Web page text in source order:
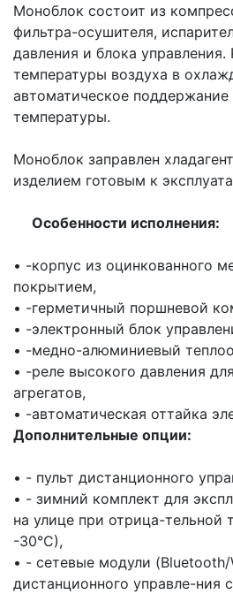
Моноблок состоит из
фильтра-осушителя,
давления и блока управления.
температуры воздуха в
автоматическое поддержание
температуры.
Моноблок заправлен
изделием готовым к
Особенности исполнения:
• -корпус из оцинкованного
покрытием,
• -герметичный поршневой
• -электронный блок
• -медно-алюминиевый
• -реле высокого давления
агрегатов,
• -автоматическая оттайка
Дополнительные опции:
• - пульт дистанционного
• - зимний комплект для
на улице при отрица-тельной
-30°С),
• - сетевые модули (Bluetooth/
дистанционного управле-ния